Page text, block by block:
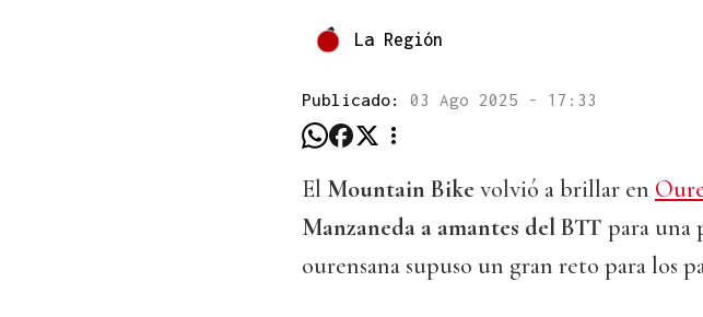
La Región
Publicado: 03 Ago 2025 - 17:33
El Mountain Bike volvió a brillar en
Manzaneda a amantes del BTT para una
ourensana supuso un gran reto para los